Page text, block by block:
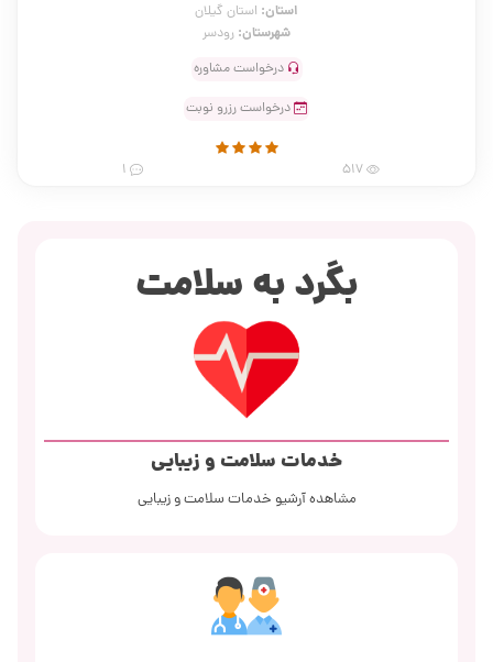
استان: استان گیلان
شهرستان: رودسر
درخواست مشاوره
درخواست رزرو نوبت
بگرد به سلامت
خدمات سلامت و زیبایی
مشاهده آرشیو خدمات سلامت و زیبایی